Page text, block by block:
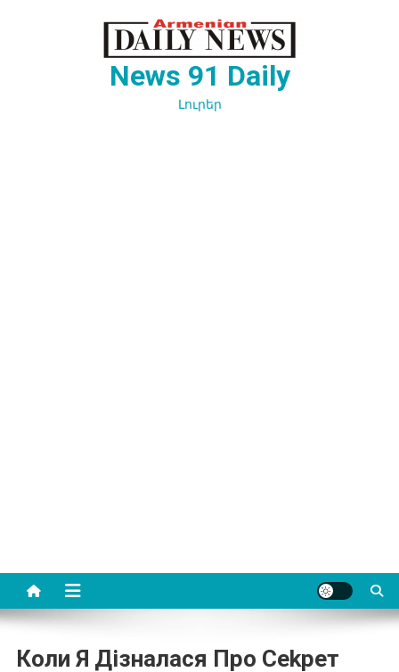
News 91 Daily
Լուրեր
Коли Я Дізналася Про Сеkрет